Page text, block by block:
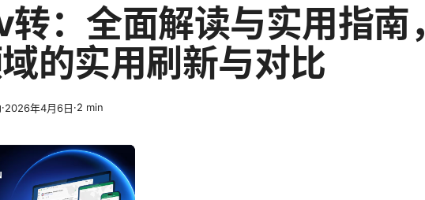
：全面解读与实用指南，
的实用刷新与对比
·2026年4月6日·2 min